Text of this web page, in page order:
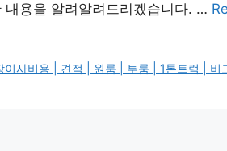
내용을 알려알려드리겠습니다. …
이사비용 | 견적 | 원룸 | 투룸 | 1톤트럭 |